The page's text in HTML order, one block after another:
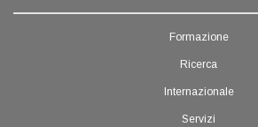
Formazione
Ricerca
Internazionale
Servizi